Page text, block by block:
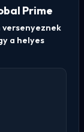
Prime
versenyeznek
a helyes